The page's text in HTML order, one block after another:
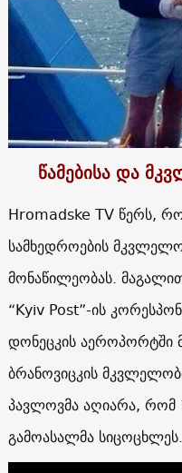
წამებისა და
Hromadske TV წერს,
სამხედროების
მონაწილეობას.
“Kyiv Post”-ის
დონეცკის აეროპორტში
ბრანოვიცკის
პავლოვმა აღიარა, რომ
გამოასალმა სიცოცხლეს.